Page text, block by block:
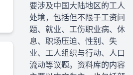
要涉及中国大陆地区的工人
处境，包括但不限于工资问
题、就业、工伤职业病、休
息、职场压迫、性别、失
业、工人组织与行动、人口
流动等议题。资料库的内容